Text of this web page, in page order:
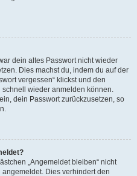
dein altes Passwort nicht wieder
Dies machst du, indem du auf der
vergessen“ klickst und den
wieder anmelden können.
dein Passwort zurückzusetzen, so
„Angemeldet bleiben“ nicht
Dies verhindert den